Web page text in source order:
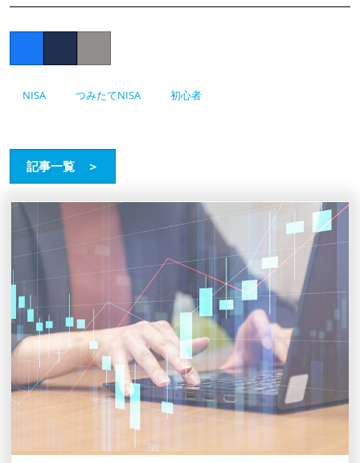
NISA つみたてNISA 初心者
記事一覧 ＞